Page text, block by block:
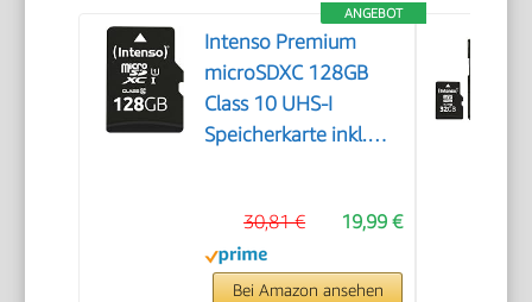
ANGEBOT
Intenso Premium
microSDXC 128GB
Class 10 UHS-I
Speicherkarte inkl.
19,99 €
30,81 €
Bei Amazon ansehen